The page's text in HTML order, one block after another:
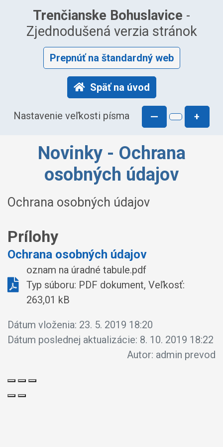
Trenčianske Bohuslavice -
Zjednodušená verzia stránok
Prepnúť na štandardný web
Späť na úvod
Nastavenie veľkosti písma — +
Novinky - Ochrana
osobných údajov
Ochrana osobných údajov
Prílohy
Ochrana osobných údajov
oznam na úradné tabule.pdf
Typ súboru: PDF dokument, Veľkosť:
263,01 kB
Dátum vloženia: 23. 5. 2019 18:20
Dátum poslednej aktualizácie: 8. 10. 2019 18:22
Autor: admin prevod